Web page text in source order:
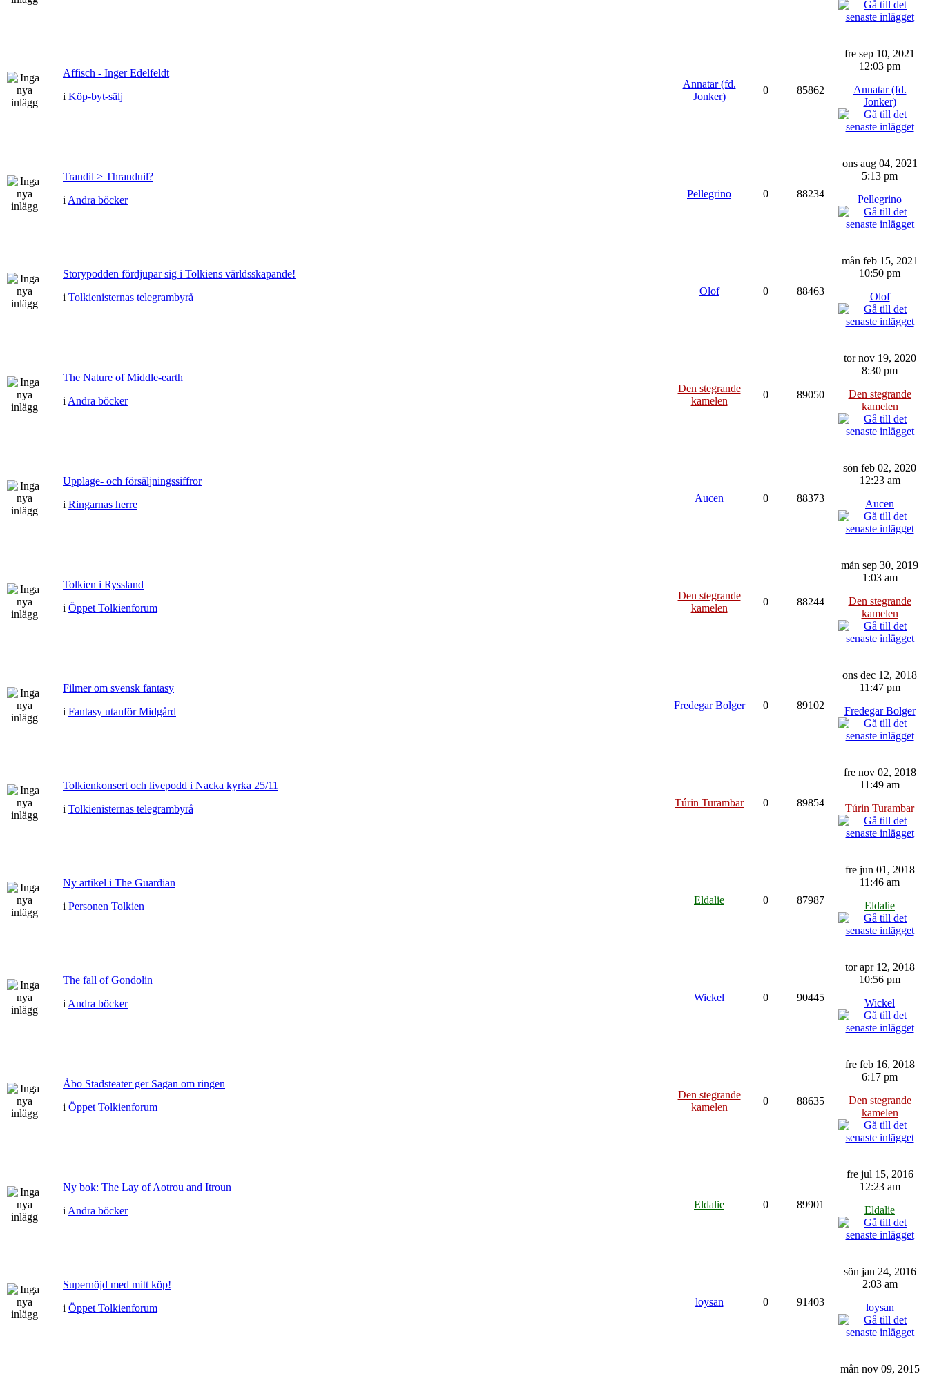
Affisch - Inger Edelfeldt
i Köp-byt-sälj
Annatar (fd.
Jonker)
0 85862
fre sep 10, 2021
12:03 pm
Annatar (fd.
Jonker)
Trandil > Thranduil?
i Andra böcker
Pellegrino 0 88234
ons aug 04, 2021
5:13 pm
Pellegrino
Storypodden fördjupar sig i Tolkiens världsskapande!
i Tolkienisternas telegrambyrå
Olof 0 88463
mån feb 15, 2021
10:50 pm
Olof
The Nature of Middle-earth
i Andra böcker
Den stegrande
kamelen
0 89050
tor nov 19, 2020
8:30 pm
Den stegrande
kamelen
Upplage- och försäljningssiffror
i Ringarnas herre
Aucen 0 88373
sön feb 02, 2020
12:23 am
Aucen
Tolkien i Ryssland
i Öppet Tolkienforum
Den stegrande
kamelen
0 88244
mån sep 30, 2019
1:03 am
Den stegrande
kamelen
Filmer om svensk fantasy
i Fantasy utanför Midgård
Fredegar Bolger 0 89102
ons dec 12, 2018
11:47 pm
Fredegar Bolger
Tolkienkonsert och livepodd i Nacka kyrka 25/11
i Tolkienisternas telegrambyrå
Túrin Turambar 0 89854
fre nov 02, 2018
11:49 am
Túrin Turambar
Ny artikel i The Guardian
i Personen Tolkien
Eldalie 0 87987
fre jun 01, 2018
11:46 am
Eldalie
The fall of Gondolin
i Andra böcker
Wickel 0 90445
tor apr 12, 2018
10:56 pm
Wickel
Åbo Stadsteater ger Sagan om ringen
i Öppet Tolkienforum
Den stegrande
kamelen
0 88635
fre feb 16, 2018
6:17 pm
Den stegrande
kamelen
Ny bok: The Lay of Aotrou and Itroun
i Andra böcker
Eldalie 0 89901
fre jul 15, 2016
12:23 am
Eldalie
Supernöjd med mitt köp!
i Öppet Tolkienforum
loysan 0 91403
sön jan 24, 2016
2:03 am
loysan
mån nov 09, 2015